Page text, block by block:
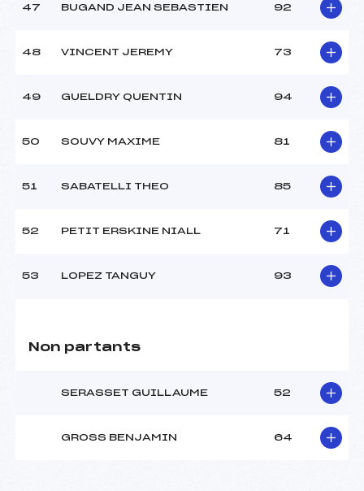
47 BUGAND JEAN SEBASTIEN 92
48 VINCENT JEREMY 73
49 GUELDRY QUENTIN 94
50 SOUVY MAXIME 81
51 SABATELLI THEO 85
52 PETIT ERSKINE NIALL 71
53 LOPEZ TANGUY 93
Non partants
SERASSET GUILLAUME 52
GROSS BENJAMIN 64